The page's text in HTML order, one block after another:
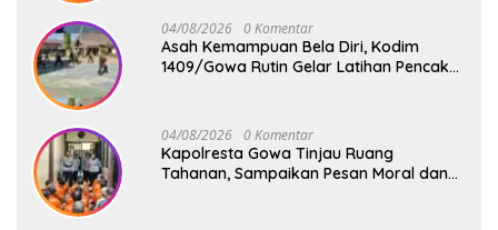
04/08/2026 0 Komentar
Asah Kemampuan Bela Diri, Kodim
1409/Gowa Rutin Gelar Latihan Pencak
04/08/2026 0 Komentar
Kapolresta Gowa Tinjau Ruang
Tahanan, Sampaikan Pesan Moral dan